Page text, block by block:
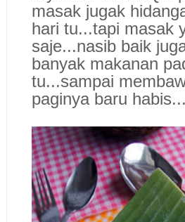
masak jugak
hari tu...tapi masak
saje...nasib baik
banyak makanan
tu...sampai
paginya baru